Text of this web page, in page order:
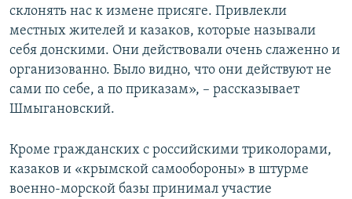
склонять нас к измене присяге. Привлекли
местных жителей и казаков, которые называли
себя донскими. Они действовали очень слаженно и
организованно. Было видно, что они действуют не
сами по себе, а по приказам», – рассказывает
Шмыгановский.
Кроме гражданских с российскими триколорами,
казаков и «крымской самообороны» в штурме
военно-морской базы принимал участие